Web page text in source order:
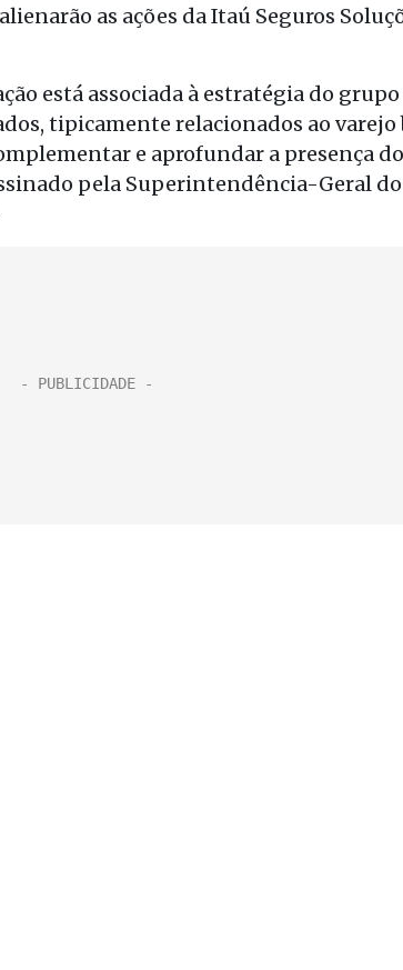
as ações da Itaú Seguros
está associada à estratégia do grupo
tipicamente relacionados ao varejo
e aprofundar a presença
pela Superintendência-Geral